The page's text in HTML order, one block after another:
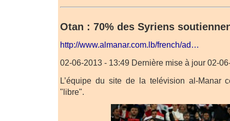
Otan : 70% des Syriens
http://www.almanar.com.lb/french/ad…
02-06-2013 - 13:49 Dernière mise à jour 02-
L’équipe du site de la telévision al-Manar
"libre".